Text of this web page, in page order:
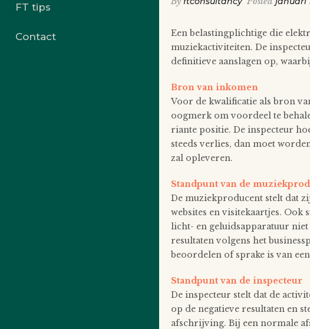
FT tips
Contact
Een belastingplichtige die
muziekactiviteiten. De
definitieve aanslagen op,
Bron van inkomen
Voor de kwalificatie als bron
oogmerk om voordeel te
riante positie. De inspecteur
steeds verlies, dan moet
zal opleveren.
Standpunt van de
De muziekproducent stelt dat
websites en visitekaartjes.
licht- en geluidsapparatuur
resultaten volgens het
beoordelen of sprake is van
Standpunt van de inspecteur
De inspecteur stelt dat de
op de negatieve resultaten en
afschrijving. Bij een normale